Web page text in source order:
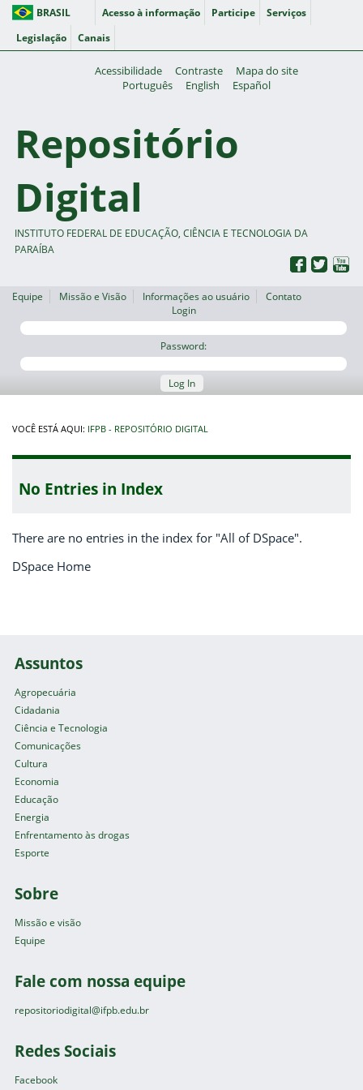
BRASIL Acesso à informação Participe
Serviços
Legislação
Canais
Acessibilidade Contraste
Mapa do site
Português
English Español
Repositório
Digital
INSTITUTO FEDERAL DE EDUCAÇÃO, CIÊNCIA E TECNOLOGIA DA
PARAÍBA
Equipe Missão e Visão Informações ao usuário
Contato
Login
Password:
Log In
VOCÊ ESTÁ AQUI: IFPB - REPOSITÓRIO DIGITAL
No Entries in Index
There are no entries in the index for "All of DSpace".
DSpace Home
Assuntos
Agropecuária
Cidadania
Ciência e Tecnologia
Comunicações
Cultura
Economia
Educação
Energia
Enfrentamento às drogas
Esporte
Sobre
Missão e visão
Equipe
Fale com nossa equipe
repositoriodigital@ifpb.edu.br
Redes Sociais
Facebook